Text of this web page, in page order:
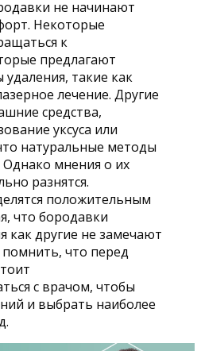
не начинают
Некоторые
к
предлагают
такие как
лечение. Другие
средства,
уксуса или
натуральные методы
Однако мнения о их
разнятся.
положительным
что бородавки
как другие не замечают
что перед
с врачом, чтобы
и выбрать наиболее